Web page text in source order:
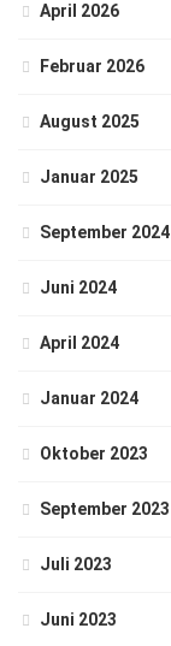
April 2026
Februar 2026
August 2025
Januar 2025
September 2024
Juni 2024
April 2024
Januar 2024
Oktober 2023
September 2023
Juli 2023
Juni 2023